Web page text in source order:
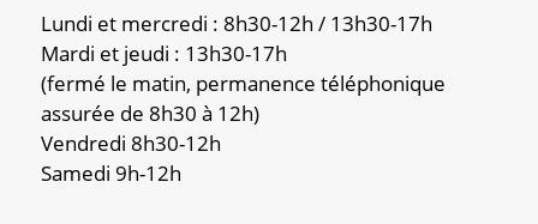
Lundi et mercredi : 8h30-12h / 13h30-17h
Mardi et jeudi : 13h30-17h
(fermé le matin, permanence téléphonique
assurée de 8h30 à 12h)
Vendredi 8h30-12h
Samedi 9h-12h